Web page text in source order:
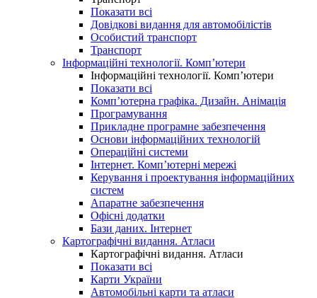
Показати всі
Довідкові видання для автомобілістів
Особистий транспорт
Транспорт
Інформаційні технології. Комп’ютери
Інформаційні технології. Комп’ютери
Показати всі
Комп’ютерна графіка. Дизайн. Анімація
Програмування
Прикладне програмне забезпечення
Основи інформаційних технологій
Операційні системи
Інтернет. Комп’ютерні мережі
Керування і проектування інформаційних
систем
Апаратне забезпечення
Офісні додатки
Бази даних. Інтернет
Картографічні видання. Атласи
Картографічні видання. Атласи
Показати всі
Карти України
Автомобільні карти та атласи